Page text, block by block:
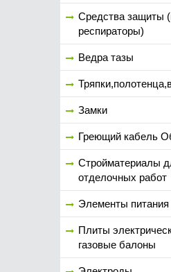
Средства защиты
респираторы)
Ведра тазы
Замки
Греющий кабель
Стройматериалы
отделочных работ
Элементы питания
Плиты
газовые балоны